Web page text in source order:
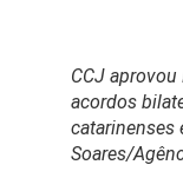
CCJ
acordos
catarinenses
Soares/